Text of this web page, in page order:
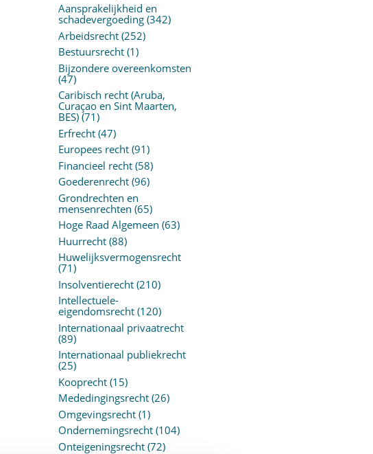
Aansprakelijkheid en
schadevergoeding(342)
Arbeidsrecht(252)
Bestuursrecht(1)
Bijzondere overeenkomsten
(47)
Caribisch recht (Aruba,
Curaçao en Sint Maarten,
BES)(71)
Erfrecht(47)
Europees recht(91)
Financieel recht(58)
Goederenrecht(96)
Grondrechten en
mensenrechten (65)
Hoge Raad Algemeen (63)
Huurrecht(88)
Huwelijksvermogensrecht
(71)
Insolventierecht(210)
Intellectuele-
eigendomsrecht(120)
Internationaal privaatrecht
(89)
Internationaal publiekrecht
(25)
Kooprecht(15)
Mededingingsrecht(26)
Omgevingsrecht(1)
Ondernemingsrecht(104)
Onteigeningsrecht(72)